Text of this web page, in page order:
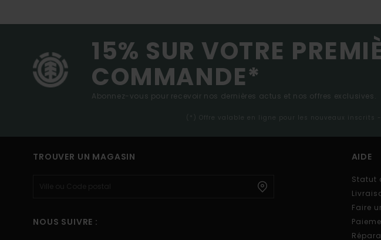
15% SUR VOTRE
COMMANDE*
Abonnez-vous pour recevoir nos dernières actus et nos offres exclusives.
(*) Offre valable en ligne pour les nouveaux
TROUVER UN MAGASIN
NOUS SUIVRE :
AIDE
Statut
Faire